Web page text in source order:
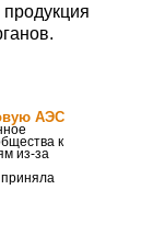
АЭС
к
из-за